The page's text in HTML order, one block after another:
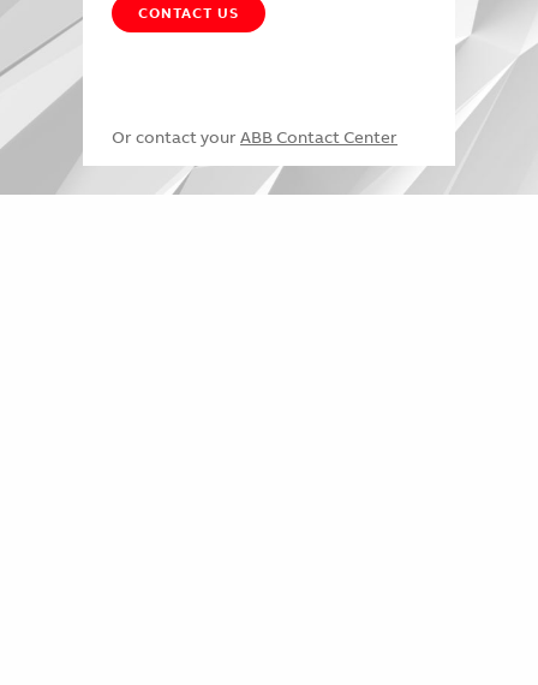
CONTACT US
Or contact your ABB Contact Center